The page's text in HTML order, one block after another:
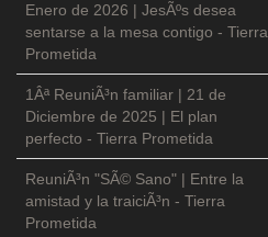
Enero de 2026 | JesÃºs desea
sentarse a la mesa contigo - Tierra
Prometida
1Âª ReuniÃ³n familiar | 21 de
Diciembre de 2025 | El plan
perfecto - Tierra Prometida
ReuniÃ³n "SÃ© Sano" | Entre la
amistad y la traiciÃ³n - Tierra
Prometida